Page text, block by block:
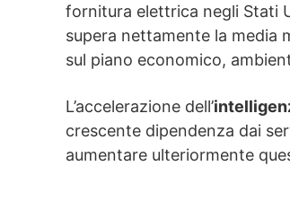
fornitura elettrica negli Stati
supera nettamente la media
sul piano economico,
L’accelerazione dell’
crescente dipendenza dai
aumentare ulteriormente